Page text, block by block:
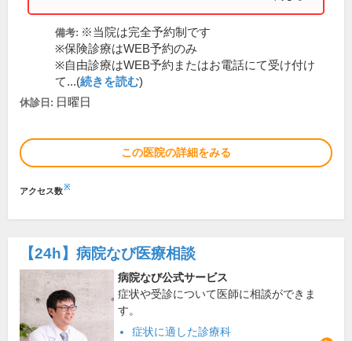
備考: ※当院は完全予約制です
※保険診療はWEB予約のみ
※自由診療はWEB予約またはお電話にて受け付け
て...(続きを読む)
休診日: 日曜日
この医院の詳細をみる
アクセス数※
【24h】 病院なび医療相談
病院なび公式サービス
症状や受診について医師に相談ができま
す。
症状に適した診療科